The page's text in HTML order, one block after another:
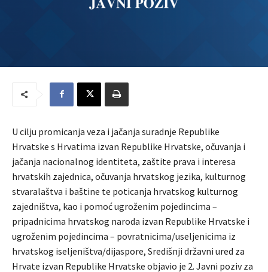
U cilju promicanja veza i jačanja suradnje Republike
Hrvatske s Hrvatima izvan Republike Hrvatske, očuvanja i
jačanja nacionalnog identiteta, zaštite prava i interesa
hrvatskih zajednica, očuvanja hrvatskog jezika, kulturnog
stvaralaštva i baštine te poticanja hrvatskog kulturnog
zajedništva, kao i pomoć ugroženim pojedincima –
pripadnicima hrvatskog naroda izvan Republike Hrvatske i
ugroženim pojedincima – povratnicima/useljenicima iz
hrvatskog iseljeništva/dijaspore, Središnji državni ured za
Hrvate izvan Republike Hrvatske objavio je 2. Javni poziv za